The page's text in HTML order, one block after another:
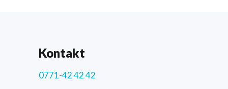
Kontakt
0771-42 42 42